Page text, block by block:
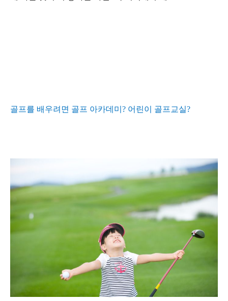
골프를 배우려면 골프 아카데미 ? 어린이 골프교실?